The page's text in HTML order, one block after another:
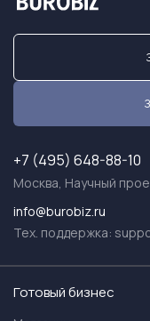
+7 (495) 648-88-10
Москва, Научный
info@burobiz.ru
Тех. поддержка:
Готовый бизнес